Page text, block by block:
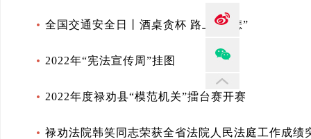
全国交通安全日丨酒桌贪杯 路上添“悲”
2022年“宪法宣传周”挂图
2022年度禄劝县“模范机关”擂台赛开赛
禄劝法院韩笑同志荣获全省法院人民法庭工作成绩